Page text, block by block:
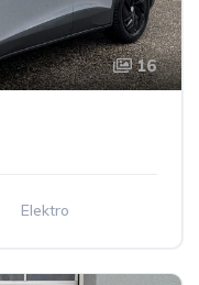
16
Elektro